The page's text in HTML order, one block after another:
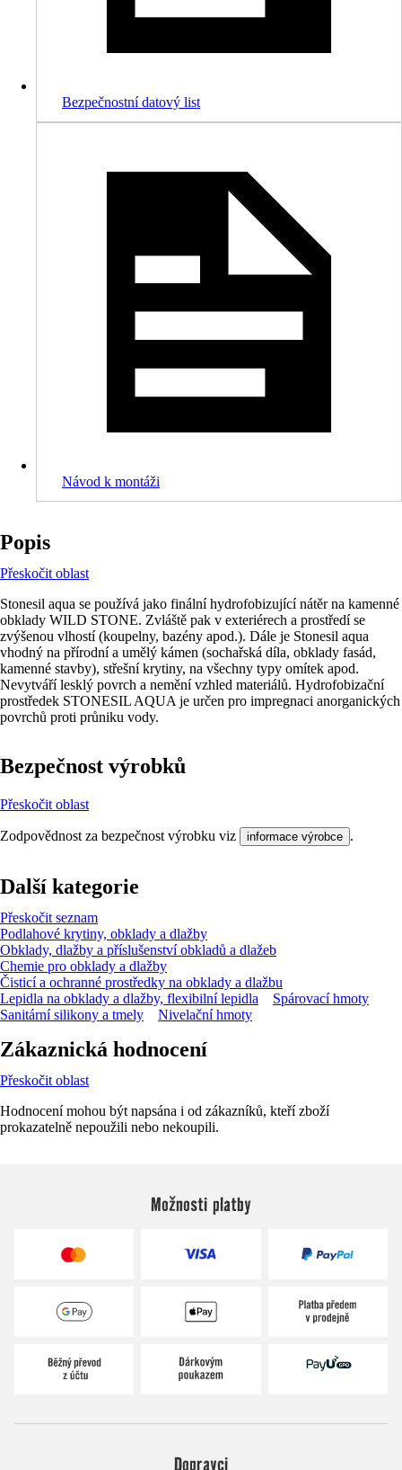
Bezpečnostní datový list
Návod k montáži
Popis
Přeskočit oblast
Stonesil aqua se používá jako finální hydrofobizující nátěr na kamenné
obklady WILD STONE. Zvláště pak v exteriérech a prostředí se
zvýšenou vlhostí (koupelny, bazény apod.). Dále je Stonesil aqua
vhodný na přírodní a umělý kámen (sochařská díla, obklady fasád,
kamenné stavby), střešní krytiny, na všechny typy omítek apod.
Nevytváří lesklý povrch a nemění vzhled materiálů. Hydrofobizační
prostředek STONESIL AQUA je určen pro impregnaci anorganických
povrchů proti průniku vody.
Bezpečnost výrobků
Přeskočit oblast
Zodpovědnost za bezpečnost výrobku viz informace výrobce .
Další kategorie
Přeskočit seznam
Podlahové krytiny, obklady a dlažby
Obklady, dlažby a příslušenství obkladů a dlažeb
Chemie pro obklady a dlažby
Čisticí a ochranné prostředky na obklady a dlažbu
Lepidla na obklady a dlažby, flexibilní lepidla
Spárovací hmoty
Sanitární silikony a tmely
Nivelační hmoty
Zákaznická hodnocení
Přeskočit oblast
Hodnocení mohou být napsána i od zákazníků, kteří zboží
prokazatelně nepoužili nebo nekoupili.
Možnosti platby
Dopravci